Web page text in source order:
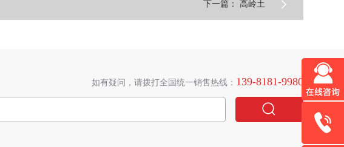
028-
下一篇： 高岭土 
如有疑问，请拨打全国统一销售热线： 139-8181-9980
